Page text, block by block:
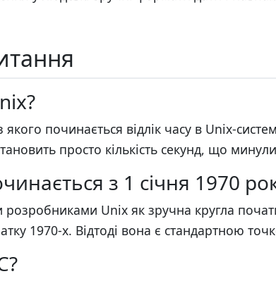
починається відлік часу в Unix-
просто кількість секунд, що
з 1 січня 1970
Unix як зручна кругла
1970-х. Відтоді вона є стандартною